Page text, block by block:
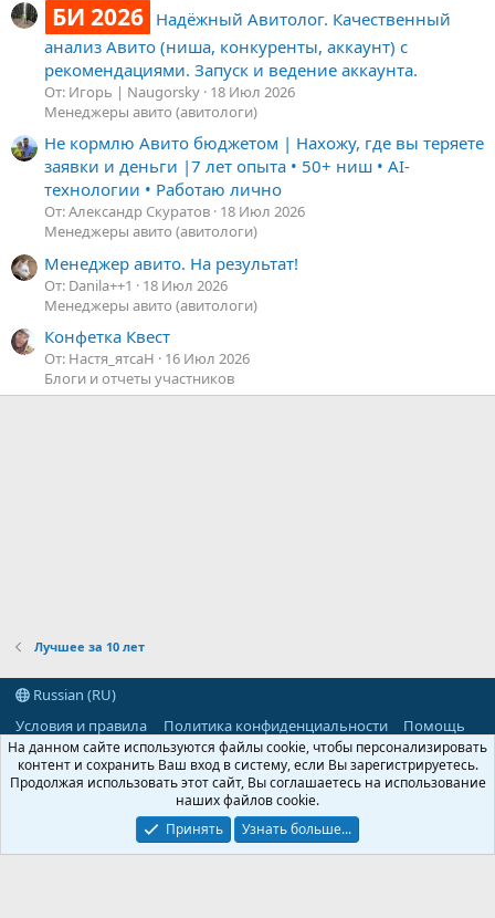
БИ 2026 Надёжный Авитолог. Качественный
анализ Авито (ниша, конкуренты, аккаунт) с
рекомендациями. Запуск и ведение аккаунта.
От: Игорь | Naugorsky 18 Июл 2026
Менеджеры авито (авитологи)
Не кормлю Авито бюджетом | Нахожу, где вы теряете
заявки и деньги |7 лет опыта • 50+ ниш • AI-
технологии • Работаю лично
От: Александр Скуратов 18 Июл 2026
Менеджеры авито (авитологи)
Менеджер авито. На результат!
От: Danila++1
18 Июл 2026
Менеджеры авито (авитологи)
Конфетка Квест
От: Настя_ятсаН
16 Июл 2026
Блоги и отчеты участников
Лучшее за 10 лет
Russian (RU)
Условия и правила
Политика конфиденциальности Помощь
R
S
Community platform by XenForo® © 2010-2026 XenForo Ltd.
Parts of this site powered byadd-ons from DragonByte™
DragonByte Technologies(Details)
©2010-2026 XenForo Ltd.
На данном сайте используются файлы cookie, чтобы персонализировать
контент и сохранить Ваш вход в систему, если Вы зарегистрируетесь.
Продолжая использовать этот сайт, Вы соглашаетесь на использование
наших файлов cookie.
Принять
Узнать больше...